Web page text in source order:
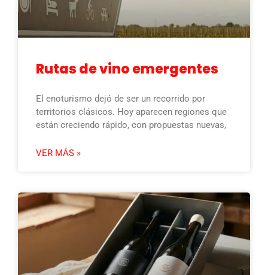
Rutas de vino emergentes
El enoturismo dejó de ser un recorrido por
territorios clásicos. Hoy aparecen regiones que
están creciendo rápido, con propuestas nuevas,
VER MÁS »